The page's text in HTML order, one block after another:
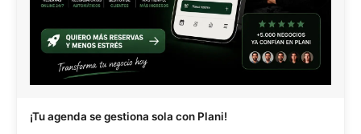
¡Tu agenda se gestiona sola con Plani!